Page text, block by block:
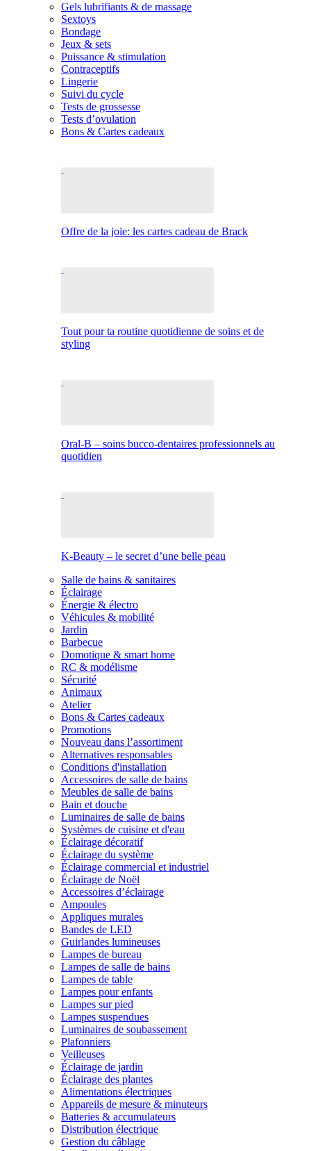
Gels lubrifiants & de massage
Sextoys
Bondage
Jeux & sets
Puissance & stimulation
Contraceptifs
Lingerie
Suivi du cycle
Tests de grossesse
Tests d’ovulation
Bons & Cartes cadeaux
Offre de la joie: les cartes cadeau de Brack
Tout pour ta routine quotidienne de soins et de
styling
Oral-B – soins bucco-dentaires professionnels au
quotidien
K-Beauty – le secret d’une belle peau
Salle de bains & sanitaires
Éclairage
Énergie & électro
Véhicules & mobilité
Jardin
Barbecue
Domotique & smart home
RC & modélisme
Sécurité
Animaux
Atelier
Bons & Cartes cadeaux
Promotions
Nouveau dans l’assortiment
Alternatives responsables
Conditions d'installation
Accessoires de salle de bains
Meubles de salle de bains
Bain et douche
Luminaires de salle de bains
Systèmes de cuisine et d'eau
Éclairage décoratif
Éclairage du système
Éclairage commercial et industriel
Éclairage de Noël
Accessoires d’éclairage
Ampoules
Appliques murales
Bandes de LED
Guirlandes lumineuses
Lampes de bureau
Lampes de salle de bains
Lampes de table
Lampes pour enfants
Lampes sur pied
Lampes suspendues
Luminaires de soubassement
Plafonniers
Veilleuses
Éclairage de jardin
Éclairage des plantes
Alimentations électriques
Appareils de mesure & minuteurs
Batteries & accumulateurs
Distribution électrique
Gestion du câblage